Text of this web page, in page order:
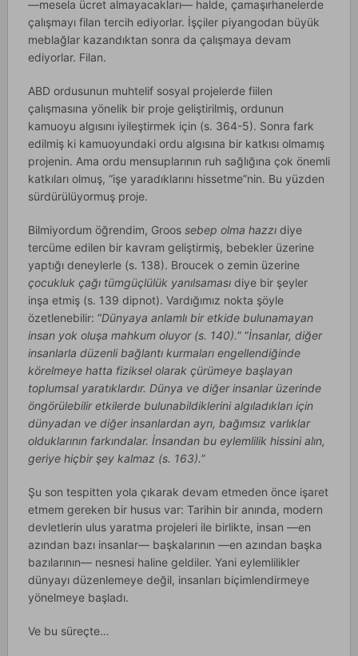
—mesela ücret almayacakları— halde, çamaşırhanelerde
çalışmayı filan tercih ediyorlar. İşçiler piyangodan büyük
meblağlar kazandıktan sonra da çalışmaya devam
ediyorlar. Filan.
ABD ordusunun muhtelif sosyal projelerde fiilen
çalışmasına yönelik bir proje geliştirilmiş, ordunun
kamuoyu algısını iyileştirmek için (s. 364-5). Sonra fark
edilmiş ki kamuoyundaki ordu algısına bir katkısı olmamış
projenin. Ama ordu mensuplarının ruh sağlığına çok önemli
katkıları olmuş, “işe yaradıklarını hissetme”nin. Bu yüzden
sürdürülüyormuş proje.
Bilmiyordum öğrendim, Groos sebep olma hazzıdiye
tercüme edilen bir kavram geliştirmiş, bebekler üzerine
yaptığı deneylerle (s. 138). Broucek o zemin üzerine
çocukluk çağı tümgüçlülük yanılsamasıdiye bir şeyler
inşa etmiş (s. 139 dipnot). Vardığımız nokta şöyle
özetlenebilir: “Dünyaya anlamlı bir etkide bulunamayan
insan yok oluşa mahkum oluyor (s. 140).” “İnsanlar, diğer
insanlarla düzenli bağlantı kurmaları engellendiğinde
körelmeye hatta fiziksel olarak çürümeye başlayan
toplumsal yaratıklardır. Dünya ve diğer insanlar üzerinde
öngörülebilir etkilerde bulunabildiklerini algıladıkları için
dünyadan ve diğer insanlardan ayrı, bağımsız varlıklar
olduklarının farkındalar. İnsandan bu eylemlilik hissini alın,
geriye hiçbir şey kalmaz (s. 163).”
Şu son tespitten yola çıkarak devam etmeden önce işaret
etmem gereken bir husus var: Tarihin bir anında, modern
devletlerin ulus yaratma projeleri ile birlikte, insan —en
azından bazı insanlar— başkalarının —en azından başka
bazılarının— nesnesi haline geldiler. Yani eylemlilikler
dünyayı düzenlemeye değil, insanları biçimlendirmeye
yönelmeye başladı.
Ve bu süreçte…